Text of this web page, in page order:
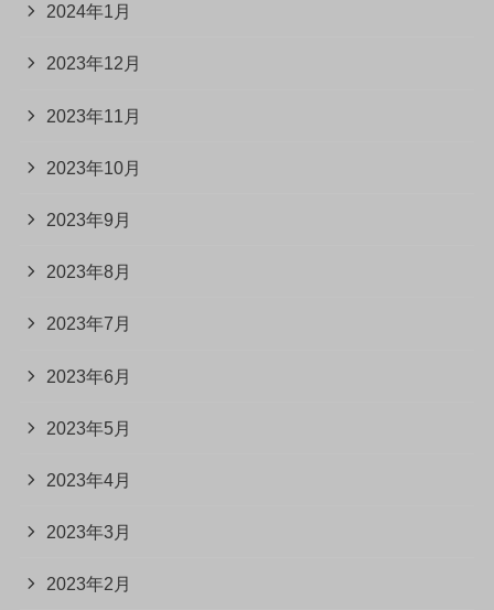
2024年1月
2023年12月
2023年11月
2023年10月
2023年9月
2023年8月
2023年7月
2023年6月
2023年5月
2023年4月
2023年3月
2023年2月